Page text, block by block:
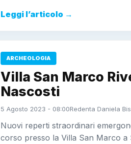
Leggi l’articolo →
ARCHEOLOGIA
Villa San Marco
Nascosti
5 Agosto 2023 - 08:00Redenta Daniela
Nuovi reperti straordinari
corso presso la Villa San Marco a